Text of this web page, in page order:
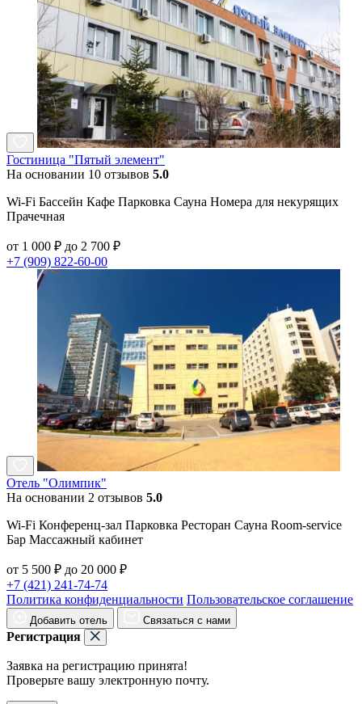
Гостиница "Пятый элемент"
На основании 10 отзывов 5.0
Wi-Fi Бассейн Кафе Парковка Сауна Номера для некурящих
Прачечная
от 1 000 ₽ до 2 700 ₽
+7 (909) 822-60-00
Отель "Олимпик"
На основании 2 отзывов 5.0
Wi-Fi Конференц-зал Парковка Ресторан Сауна Room-service
Бар Массажный кабинет
от 5 500 ₽ до 20 000 ₽
+7 (421) 241-74-74
Политика конфиденциальности Пользовательское соглашение
Добавить отель Связаться с нами
Регистрация
Заявка на регистрацию принята!
Проверьте вашу электронную почту.